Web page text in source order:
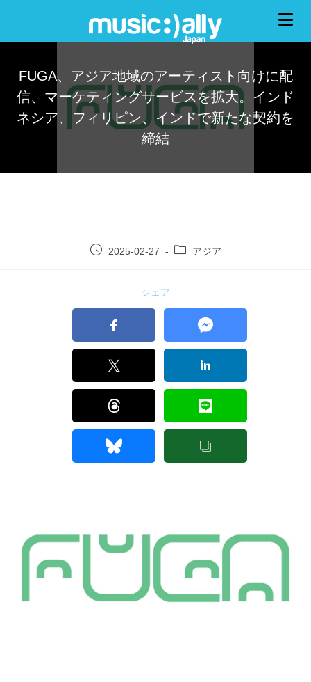
FUGA、アジア地域のアーティスト向けに配
信、マーケティングサービスを拡大。インド
ネシア、フィリピン、インドで新たな契約を
締結
2025-02-27 アジア
シェア